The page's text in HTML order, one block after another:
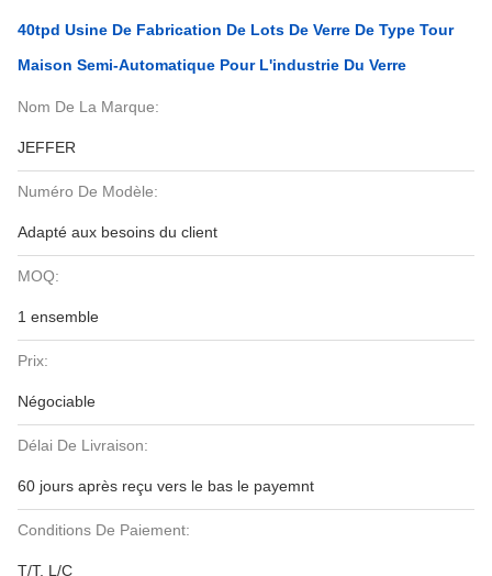
40tpd Usine De Fabrication De Lots De Verre De Type Tour
Maison Semi-Automatique Pour L'industrie Du Verre
Nom De La Marque:
JEFFER
Numéro De Modèle:
Adapté aux besoins du client
MOQ:
1 ensemble
Prix:
Négociable
Délai De Livraison:
60 jours après reçu vers le bas le payemnt
Conditions De Paiement:
T/T, L/C